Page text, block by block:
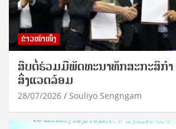
ຂ່າວໜ້າໜຶ່ງ
ສືບຕໍ່ຮ່ວມມືພັດທະນາທັກສະກະສິກ
ສິ່ງແວດລ້ອມ
28/07/2026 Souliyo Sengngam